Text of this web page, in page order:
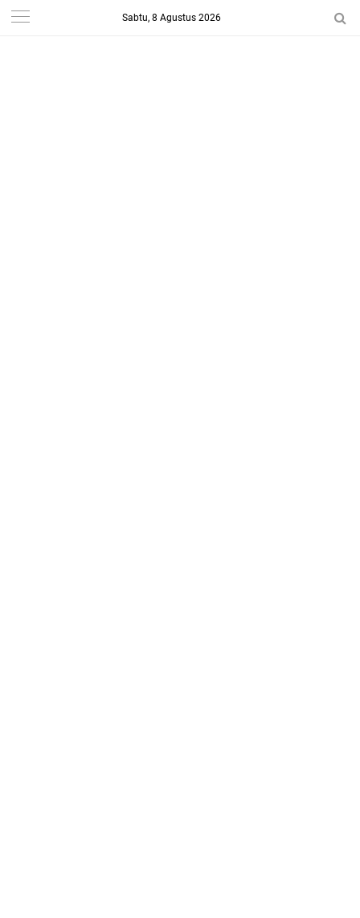
Sabtu, 8 Agustus 2026